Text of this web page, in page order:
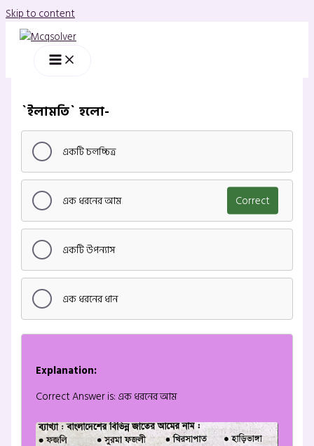
Skip to content
`ইলামতি` হলো-
একটি চলচ্চিত্র
এক ধরনের আম Correct
একটি উপন্যাস
এক ধরনের ধান
Explanation:
Correct Answer is: এক ধরনের আম